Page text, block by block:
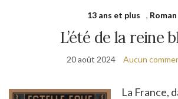
13 ans et plus , Roman
L’été de la reine
20 août 2024 Aucun
La France,